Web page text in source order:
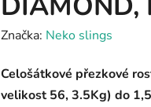
Značka: Neko slings
Celošátkové přezkové
velikost 56, 3.5Kg) do